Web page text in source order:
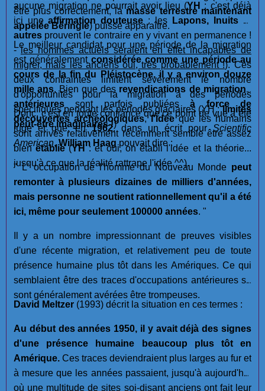
être plus correctement, lamasse terrestre maintenant
appelée Béringie) puisse apparaître.
aucune migration ne pourrait avoir lieu (YH : c'est déjà
ici une affirmation douteuse : les Lapons, Inuits et
autres prouvent le contraire en y vivant en permanence !
-les hommes actuels seraient en effet incapables de
migrer, mais les anciens oui, très probablement !). Ces
deux contraintes limitent sévèrement le nombre
d'opportunités pour la migration à des périodes
spécifiques pendant les périodes glaciaires (YH :limites
peut-être imaginaires !)
Le meilleur candidat pour une période de la migration
est généralement considérée comme une période au
cours de la fin du Pléistocène, il y a environ douze
mille ans. Bien que des revendications de migrations
antérieures sont parfois publiées à force de
découvertes archéologiques,l'idéeque les humains
sont arrivés relativement récemment semble être assez
bienétablie(YH: et oui, on établi l'idée et la théorie...
jusqu'à ce que la réalité rattrape l'idée ^^).
Donc, c'est en toute confiance que ce point de vue a été
jugé et que, en1962, dans un écrit pourScientific
American,William Haagpouvait dire :
" L' occupation de l'homme du Nouveau Monde peut
remonter à plusieurs dizaines de milliers d'années,
mais personne ne soutient rationnellement qu'il a été
ici, même pour seulement 100000 années. "
Il y a un nombre impressionnant de preuves visibles
d'une récente migration, et relativement peu de toute
présence humaine plus tôt dans les Amériques. Ce qui
semblaient être des traces d'occupations antérieures se
sont généralement avérées être trompeuses.
David Meltzer (1993) décrit la situation en ces termes :
Au début des années 1950, il y avait déjà des signes
d'une présence humaine beaucoup plus tôt en
Amérique. Ces traces deviendraient plus larges au fur et
à mesure que les années passaient, jusqu'à aujourd'hui
où une multitude de sites soi-disant anciens ont fait leur